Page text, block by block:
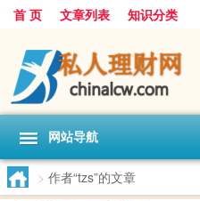
首 页 文章列表 知识分类
网站导航
> 作者“tzs”的文章